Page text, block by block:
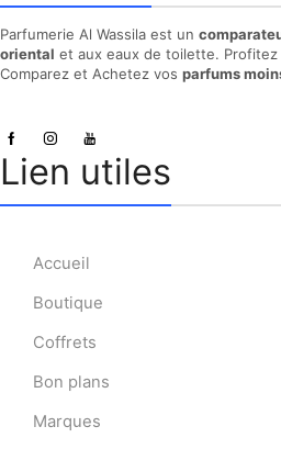
Parfumerie Al Wassila est un
oriental et aux eaux de toilette.
Comparez et Achetez vos parfums
Lien utiles
Accueil
Boutique
Coffrets
Bon plans
Marques